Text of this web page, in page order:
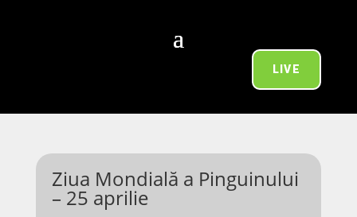
LIVE
Ziua Mondială a Pinguinului
– 25 aprilie